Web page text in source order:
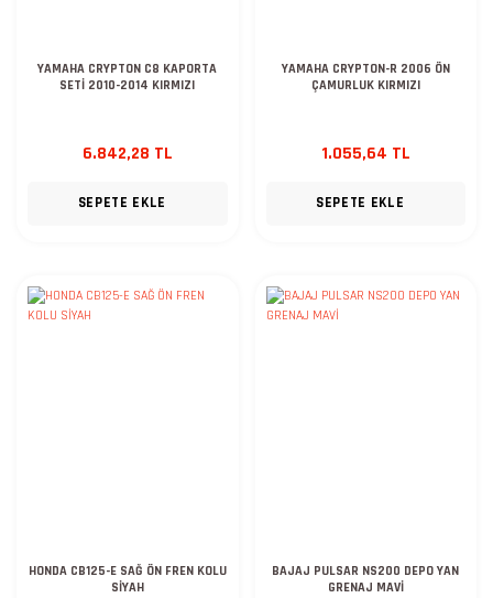
YAMAHA CRYPTON C8 KAPORTA
SETİ 2010-2014 KIRMIZI
6.842,28 TL
SEPETE EKLE
YAMAHA CRYPTON-R 2006 ÖN
ÇAMURLUK KIRMIZI
1.055,64 TL
SEPETE EKLE
HONDA CB125-E SAĞ ÖN FREN KOLU
SİYAH
BAJAJ PULSAR NS200 DEPO YAN
GRENAJ MAVİ